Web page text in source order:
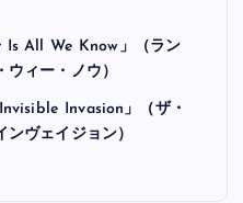
Is All We Know」（ラン
ィー・ノウ）
Invasion」（ザ・
ヴェイジョン）